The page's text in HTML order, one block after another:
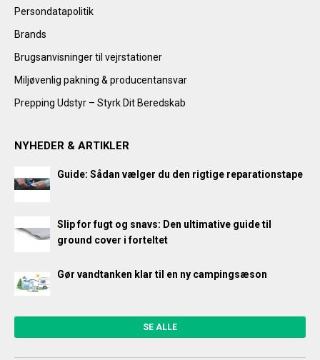
Persondatapolitik
Brands
Brugsanvisninger til vejrstationer
Miljøvenlig pakning & producentansvar
Prepping Udstyr – Styrk Dit Beredskab
NYHEDER & ARTIKLER
Guide: Sådan vælger du den rigtige reparationstape
Slip for fugt og snavs: Den ultimative guide til
ground cover i forteltet
Gør vandtanken klar til en ny campingsæson
SE ALLE